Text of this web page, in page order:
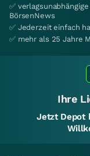
✅
BörsenNews
✅ Jederzeit einfach
✅ mehr als 25 Jahre
Ihre
Jetzt Depot